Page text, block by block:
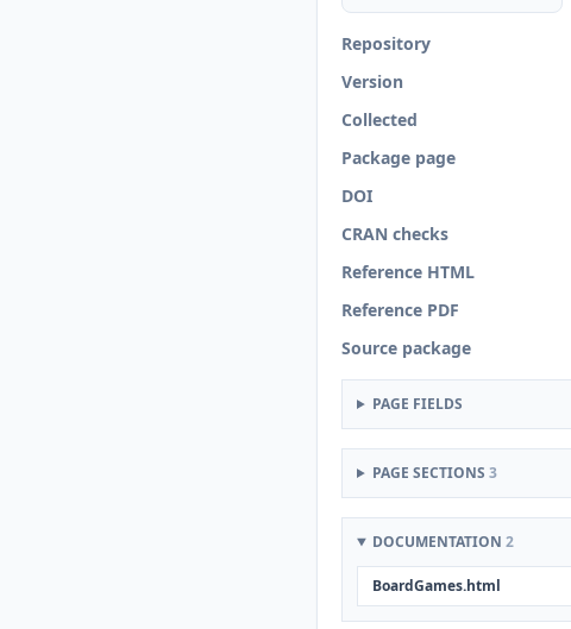
Repository
Version
Collected
Package page
DOI
CRAN checks
Reference HTML
Reference PDF
Source package
PAGE FIELDS
PAGE SECTIONS 3
DOCUMENTATION 2
BoardGames.html